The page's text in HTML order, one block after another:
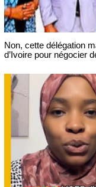
Non, cette délégation
d’Ivoire pour négocier